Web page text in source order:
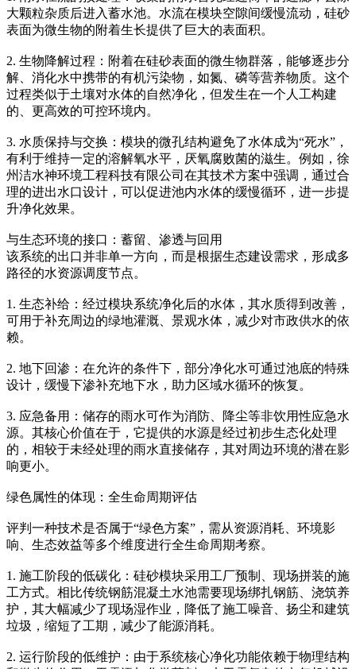
大颗粒杂质后进入蓄水池。水流在模块空隙间缓慢流动，硅砂
表面为微生物的附着生长提供了巨大的表面积。
2. 生物降解过程：附着在硅砂表面的微生物群落，能够逐步分
解、消化水中携带的有机污染物，如氮、磷等营养物质。这个
过程类似于土壤对水体的自然净化，但发生在一个人工构建
的、更高效的可控环境内。
3. 水质保持与交换：模块的微孔结构避免了水体成为“死水”，
有利于维持一定的溶解氧水平，厌氧腐败菌的滋生。例如，徐
州洁水神环境工程科技有限公司在其技术方案中强调，通过合
理的进出水口设计，可以促进池内水体的缓慢循环，进一步提
升净化效果。
与生态环境的接口：蓄留、渗透与回用
该系统的出口并非单一方向，而是根据生态建设需求，形成多
路径的水资源调度节点。
1. 生态补给：经过模块系统净化后的水体，其水质得到改善，
可用于补充周边的绿地灌溉、景观水体，减少对市政供水的依
赖。
2. 地下回渗：在允许的条件下，部分净化水可通过池底的特殊
设计，缓慢下渗补充地下水，助力区域水循环的恢复。
3. 应急备用：储存的雨水可作为消防、降尘等非饮用性应急水
源。其核心价值在于，它提供的水源是经过初步生态化处理
的，相较于未经处理的雨水直接储存，其对周边环境的潜在影
响更小。
绿色属性的体现：全生命周期评估
评判一种技术是否属于“绿色方案”，需从资源消耗、环境影
响、生态效益等多个维度进行全生命周期考察。
1. 施工阶段的低碳化：硅砂模块采用工厂预制、现场拼装的施
工方式。相比传统钢筋混凝土水池需要现场绑扎钢筋、浇筑养
护，其大幅减少了现场湿作业，降低了施工噪音、扬尘和建筑
垃圾，缩短了工期，减少了能源消耗。
2. 运行阶段的低维护：由于系统核心净化功能依赖于物理结构